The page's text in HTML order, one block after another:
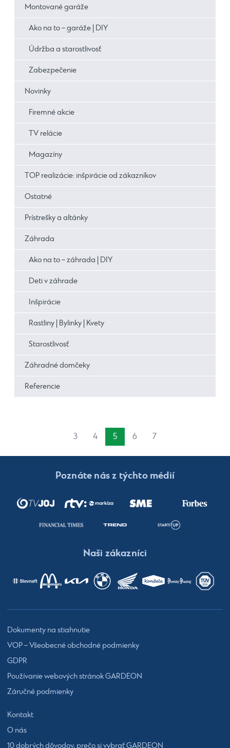
Montované garáže
Ako na to – garáže | DIY
Údržba a starostlivosť
Zabezpečenie
Novinky
Firemné akcie
TV relácie
Magazíny
TOP realizácie: inšpirácie od zákazníkov
Ostatné
Prístrešky a altánky
Záhrada
Ako na to – záhrada | DIY
Deti v záhrade
Inšpirácie
Rastliny | Bylinky | Kvety
Starostlivosť
Záhradné domčeky
Referencie
3 4 5 6 7
Poznáte nás z týchto médií
Naši zákazníci
Dokumenty na stiahnutie
VOP – Všeobecné obchodné podmienky
GDPR
Používanie webových stránok GARDEON
Záručné podmienky
Kontakt
O nás